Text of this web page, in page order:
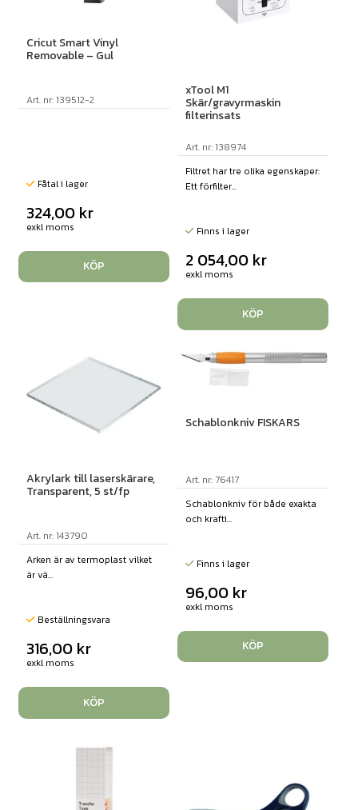
Cricut Smart Vinyl
Removable – Gul
Art. nr: 139512-2
Fåtal i lager
324,00 kr
exkl moms
KÖP
xTool M1
Skär/gravyrmaskin
filterinsats
Art. nr: 138974
Filtret har tre olika egenskaper:
Ett förfilter...
Finns i lager
2 054,00 kr
exkl moms
KÖP
Akrylark till laserskärare,
Transparent, 5 st/fp
Art. nr: 143790
Arken är av termoplast vilket
är vä...
Beställningsvara
316,00 kr
exkl moms
KÖP
Schablonkniv FISKARS
Art. nr: 76417
Schablonkniv för både exakta
och krafti...
Finns i lager
96,00 kr
exkl moms
KÖP